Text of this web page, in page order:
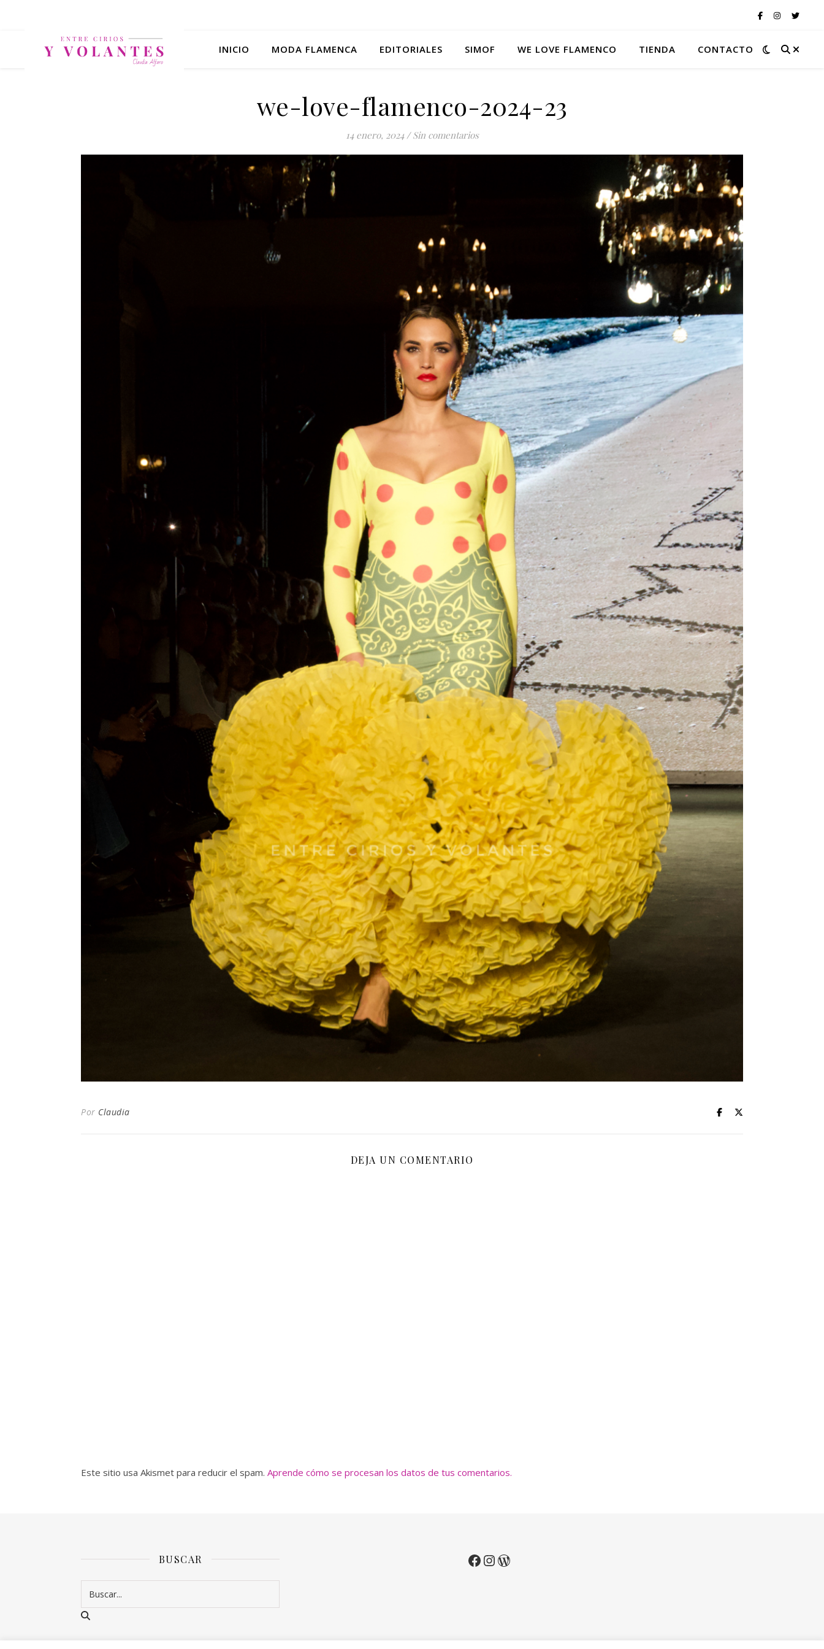
INICIO MODA FLAMENCA EDITORIALES SIMOF WE LOVE FLAMENCO TIENDA CONTACTO
we-love-flamenco-2024-23
14 enero, 2024 / Sin comentarios
Por Claudia
DEJA UN COMENTARIO
Este sitio usa Akismet para reducir el spam. Aprende cómo se procesan los datos de tus comentarios.
BUSCAR